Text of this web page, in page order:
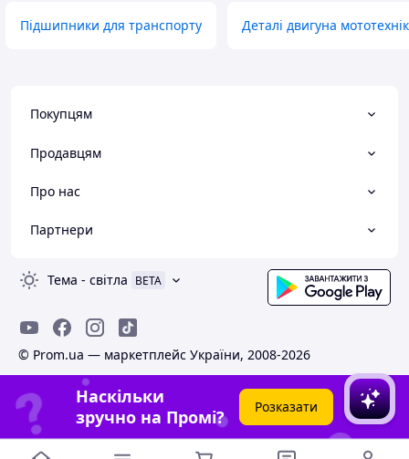
Підшипники для транспорту Деталі двигуна
Покупцям
Продавцям
Про нас
Партнери
Тема - світла BETA
© Prom.ua — маркетплейс України, 2008-2026
Наскільки
зручно на Промі?
Розказати